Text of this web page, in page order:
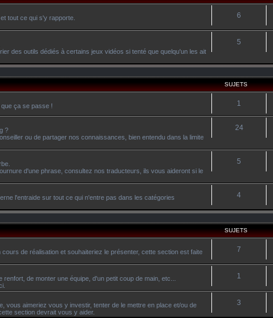
tout ce qui s'y rapporte.
6
des outils dédiés à certains jeux vidéos si tenté que quelqu'un les ait
5
SUJETS
ça se passe ! 1
?
ou de partager nos connaissances, bien entendu dans la limite
24
d'une phrase, consultez nos traducteurs, ils vous aideront si le
5
l'entraide sur tout ce qui n'entre pas dans les catégories
4
SUJETS
de réalisation et souhaiteriez le présenter, cette section est faite
7
de monter une équipe, d'un petit coup de main, etc...
1
vous aimeriez vous y investir, tenter de le mettre en place et/ou de
section devrait vous y aider.
3